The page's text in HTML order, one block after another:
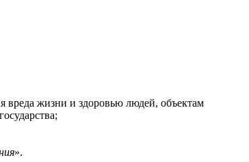
вреда жизни и здоровью людей, объектам
».